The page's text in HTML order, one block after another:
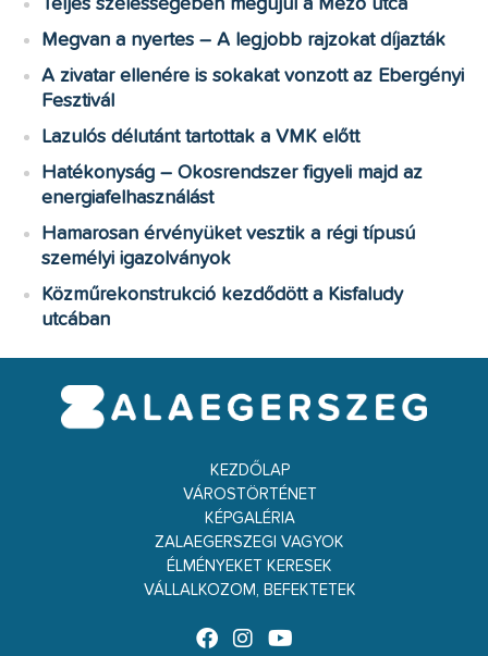
Teljes szélességében megújul a Mező utca
Megvan a nyertes – A legjobb rajzokat díjazták
A zivatar ellenére is sokakat vonzott az Ebergényi
Fesztivál
Lazulós délutánt tartottak a VMK előtt
Hatékonyság – Okosrendszer figyeli majd az
energiafelhasználást
Hamarosan érvényüket vesztik a régi típusú
személyi igazolványok
Közműrekonstrukció kezdődött a Kisfaludy
utcában
KEZDŐLAP
VÁROSTÖRTÉNET
KÉPGALÉRIA
ZALAEGERSZEGI VAGYOK
ÉLMÉNYEKET KERESEK
VÁLLALKOZOM, BEFEKTETEK